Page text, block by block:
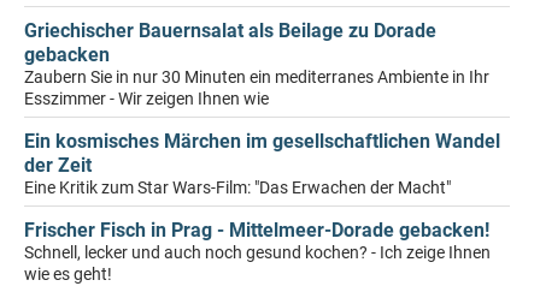
Griechischer Bauernsalat als Beilage zu Dorade
gebacken
Zaubern Sie in nur 30 Minuten ein mediterranes Ambiente in Ihr
Esszimmer - Wir zeigen Ihnen wie
Ein kosmisches Märchen im gesellschaftlichen Wandel
der Zeit
Eine Kritik zum Star Wars-Film: "Das Erwachen der Macht"
Frischer Fisch in Prag - Mittelmeer-Dorade gebacken!
Schnell, lecker und auch noch gesund kochen? - Ich zeige Ihnen
wie es geht!